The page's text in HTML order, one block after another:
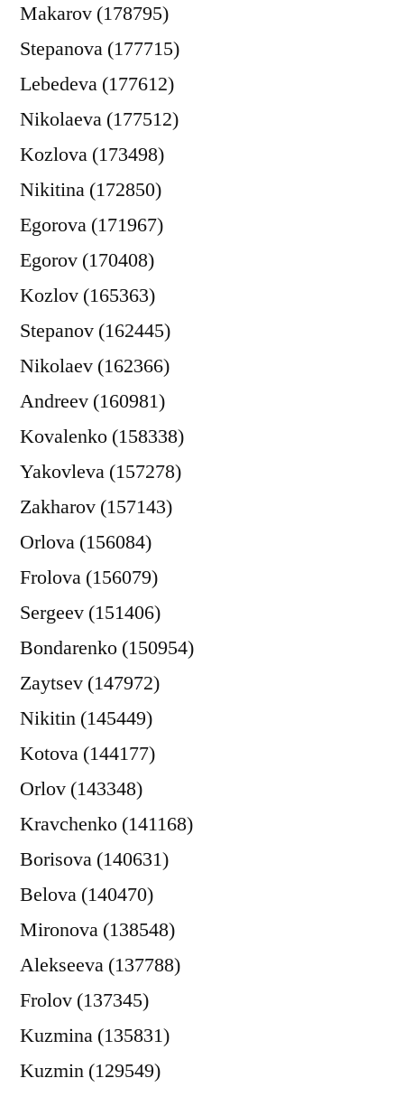
Makarov (178795)
Stepanova (177715)
Lebedeva (177612)
Nikolaeva (177512)
Kozlova (173498)
Nikitina (172850)
Egorova (171967)
Egorov (170408)
Kozlov (165363)
Stepanov (162445)
Nikolaev (162366)
Andreev (160981)
Kovalenko (158338)
Yakovleva (157278)
Zakharov (157143)
Orlova (156084)
Frolova (156079)
Sergeev (151406)
Bondarenko (150954)
Zaytsev (147972)
Nikitin (145449)
Kotova (144177)
Orlov (143348)
Kravchenko (141168)
Borisova (140631)
Belova (140470)
Mironova (138548)
Alekseeva (137788)
Frolov (137345)
Kuzmina (135831)
Kuzmin (129549)